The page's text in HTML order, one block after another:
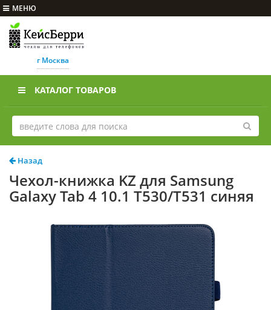
МЕНЮ
г Москва
КАТАЛОГ ТОВАРОВ
Назад
Чехол-книжка KZ для Samsung
Galaxy Tab 4 10.1 T530/T531 синяя